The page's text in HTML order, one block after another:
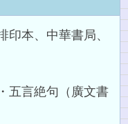
印本、中華書局、
五言絶句（廣文書